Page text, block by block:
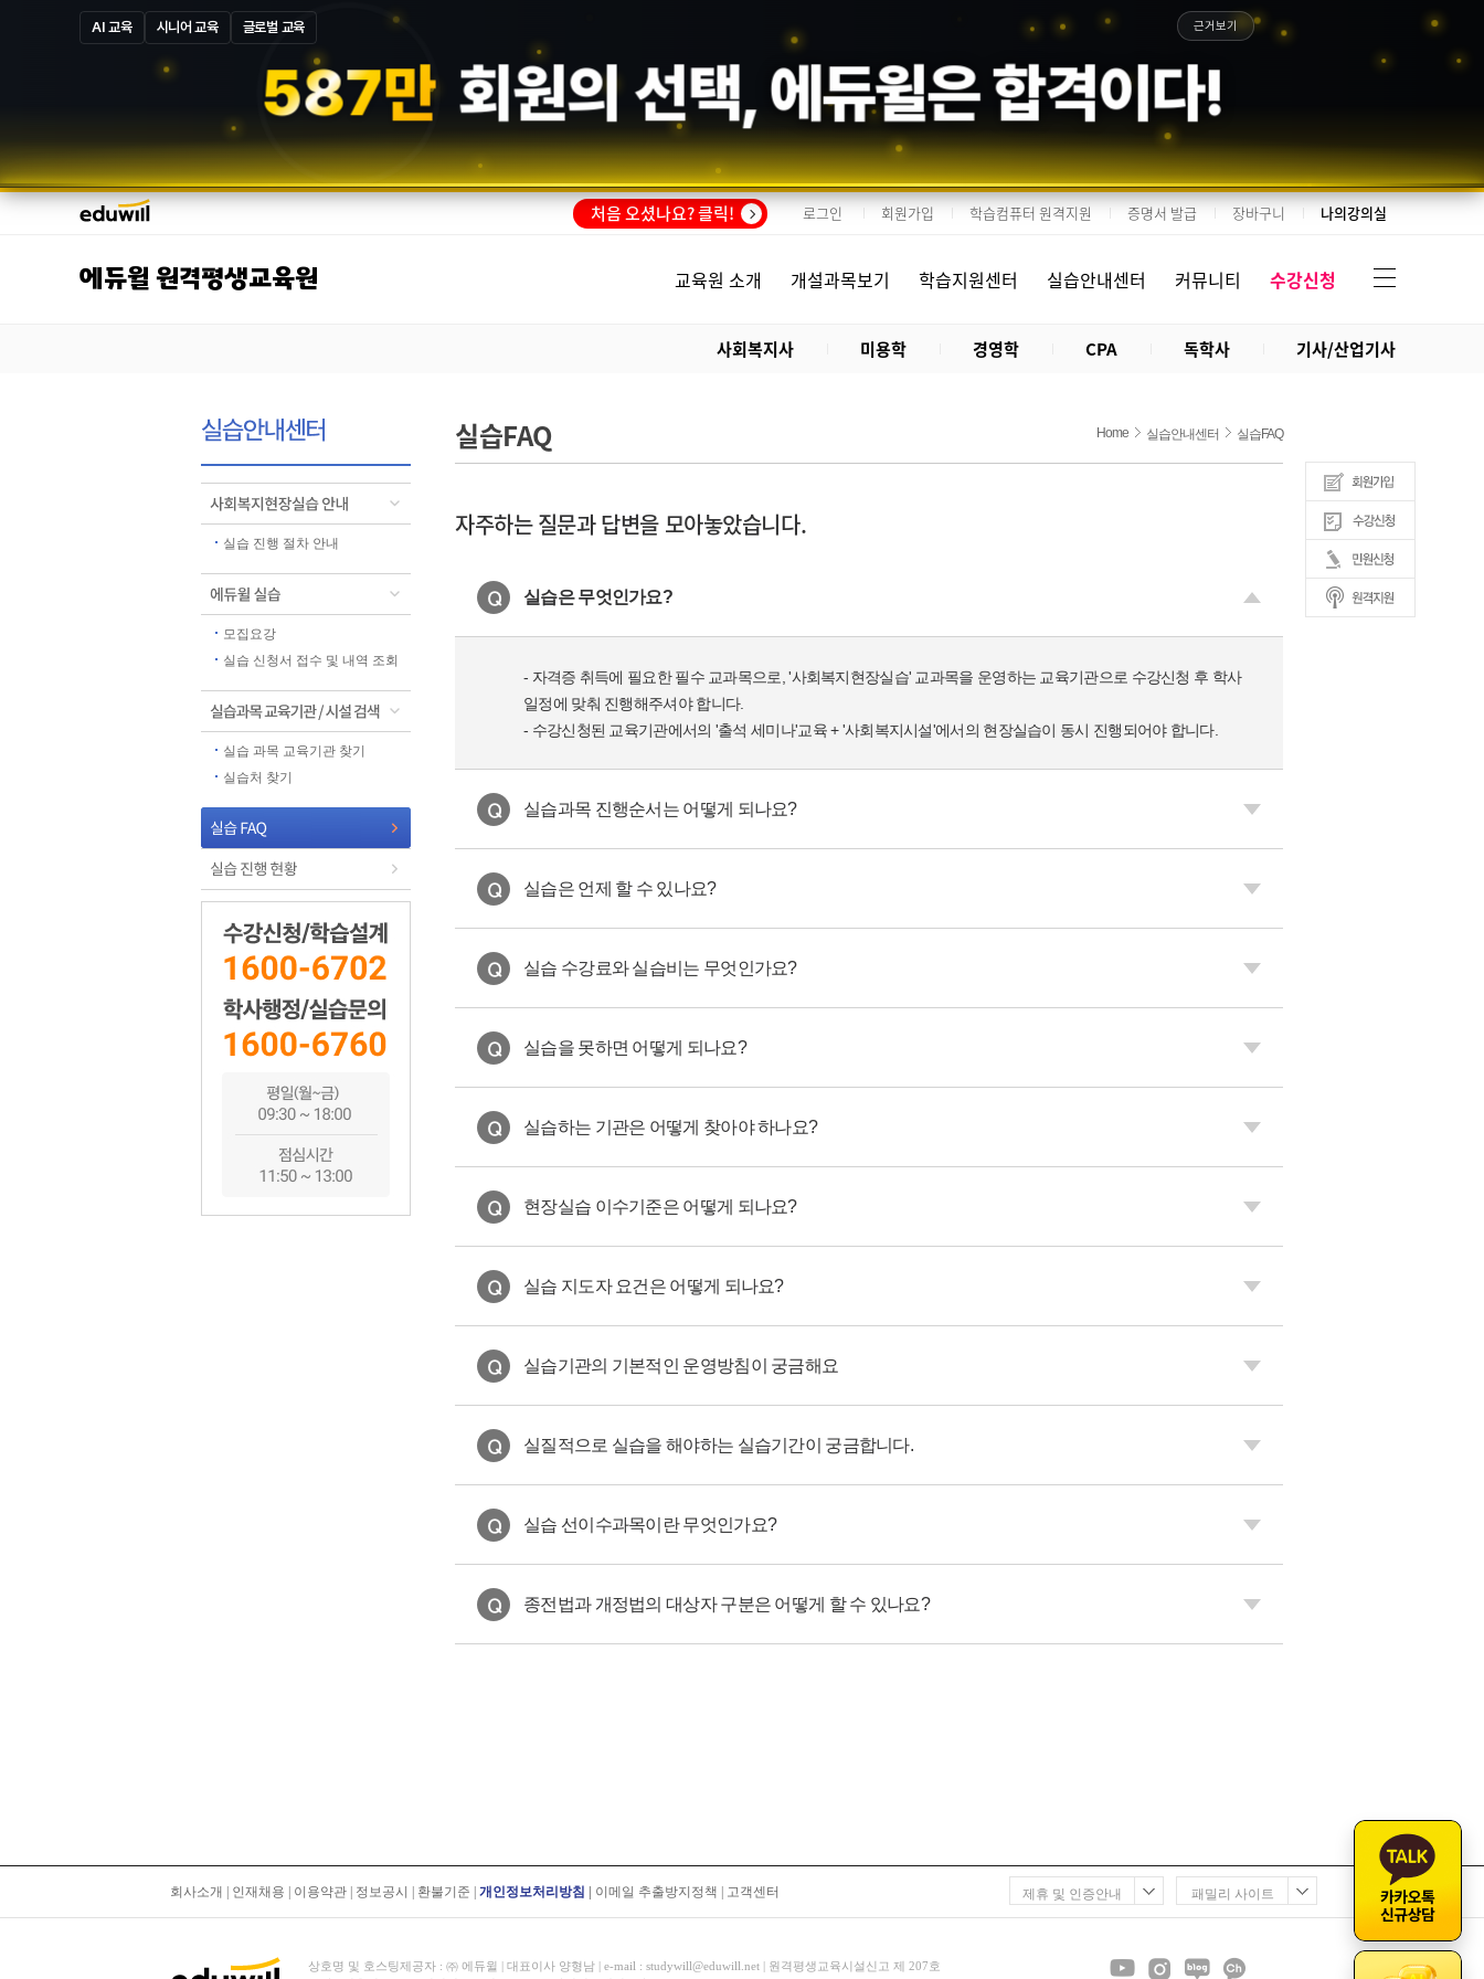
AI 교육 시니어 교육 글로벌 교육
587만 회원의 선택,에듀윌은 합격이다!
근거보기
처음 오셨나요? 클릭! 로그인 회원가입 학습컴퓨터 원격지원 증명서 발급 장바구니 나의강의실
에듀윌 원격평생교육원 교육원 소개 개설과목보기 학습지원센터 실습안내센터 커뮤니티 수강신청
사회복지사 미용학 경영학 CPA 독학사 기사/산업기사
실습 진행 절차 안내
모집요강
실습 신청서 접수 및 내역 조회
실습 과목 교육기관 찾기
실습처 찾기
실습FAQ Home 실습안내센터 실습FAQ
자주하는 질문과 답변을 모아놓았습니다.
실습은 무엇인가요?
- 자격증 취득에 필요한 필수 교과목으로, '사회복지현장실습' 교과목을 운영하는 교육기관으로 수강신청 후 학사
일정에 맞춰 진행해주셔야 합니다.
- 수강신청된 교육기관에서의 '출석 세미나'교육 + '사회복지시설'에서의 현장실습이 동시 진행되어야 합니다.
실습과목 진행순서는 어떻게 되나요?
실습은 언제 할 수 있나요?
실습 수강료와 실습비는 무엇인가요?
실습을 못하면 어떻게 되나요?
실습하는 기관은 어떻게 찾아야 하나요?
현장실습 이수기준은 어떻게 되나요?
실습 지도자 요건은 어떻게 되나요?
실습기관의 기본적인 운영방침이 궁금해요
실질적으로 실습을 해야하는 실습기간이 궁금합니다.
실습 선이수과목이란 무엇인가요?
종전법과 개정법의 대상자 구분은 어떻게 할 수 있나요?
회사소개 인재채용 이용약관 정보공시 환불기준 개인정보처리방침 이메일 추출방지정책 고객센터
상호명 및 호스팅제공자 : ㈜ 에듀윌 | 대표이사 양형남 | e-mail : studywill@eduwill.net | 원격평생교육시설신고 제 207호
패밀리 사이트
제휴 및 인증안내